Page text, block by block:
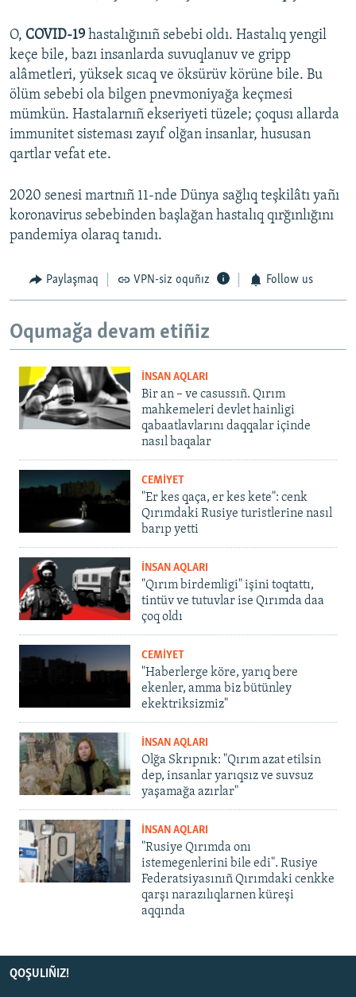
O, COVID-19 hastalığınıñ sebebi oldı. Hastalıq yengil
keçe bile, bazı insanlarda suvuqlanuv ve gripp
alâmetleri, yüksek sıcaq ve öksürüv körüne bile. Bu
ölüm sebebi ola bilgen pnevmoniyağa keçmesi
mümkün. Hastalarnıñ ekseriyeti tüzele; çoqusı allarda
immunitet sisteması zayıf olğan insanlar, hususan
qartlar vefat ete.
2020 senesi martnıñ 11-nde Dünya sağlıq teşkilâtı yañı
koronavirus sebebinden başlağan hastalıq qırğınlığını
pandemiya olaraq tanıdı.
Paylaşmaq VPN-siz oquñız Follow us
Oqumağa devam etiñiz
İNSAN AQLARI
Bir an – ve casussıñ. Qırım
mahkemeleri devlet hainligi
qabaatlavlarını daqqalar içinde
nasıl baqalar
CEMİYET
"Er kes qaça, er kes kete": cenk
Qırımdaki Rusiye turistlerine nasıl
barıp yetti
İNSAN AQLARI
"Qırım birdemligi" işini toqtattı,
tintüv ve tutuvlar ise Qırımda daa
çoq oldı
CEMİYET
"Haberlerge köre, yarıq bere
ekenler, amma biz bütünley
ekektriksizmiz"
İNSAN AQLARI
Olğa Skrıpnık: "Qırım azat etilsin
dep, insanlar yarıqsız ve suvsuz
yaşamağa azırlar"
İNSAN AQLARI
"Rusiye Qırımda onı
istemegenlerini bile edi". Rusiye
Federatsiyasınıñ Qırımdaki cenkke
qarşı narazılıqlarnen küreşi
aqqında
QOŞULIÑIZ!